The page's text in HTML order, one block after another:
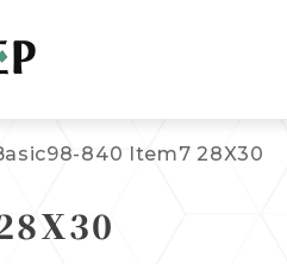
840 Item7 28X30